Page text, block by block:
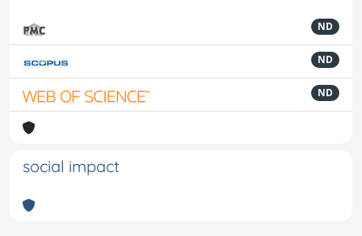
ND
ND
ND
social impact